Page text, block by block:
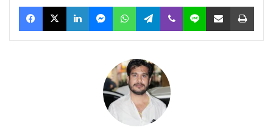
Facebook
X LinkedInMessengerWhatsAppTelegram
Viber Line Share via Email Print